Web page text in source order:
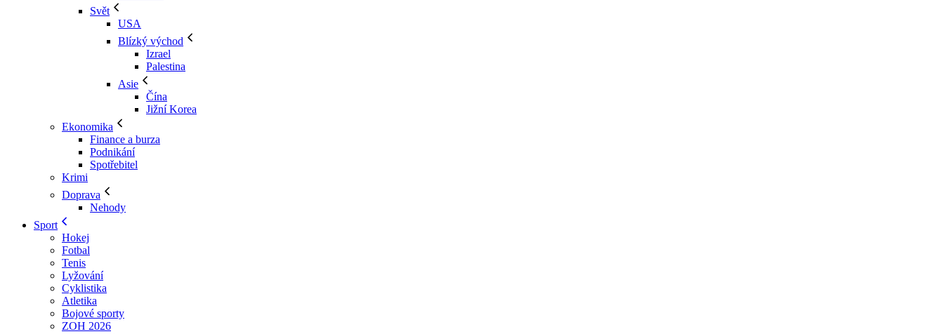
Svět
USA
Blízký východ
Izrael
Palestina
Asie
Čína
Jižní Korea
Ekonomika
Finance a burza
Podnikání
Spotřebitel
Krimi
Doprava
Nehody
Sport
Hokej
Fotbal
Tenis
Lyžování
Cyklistika
Atletika
Bojové sporty
ZOH 2026